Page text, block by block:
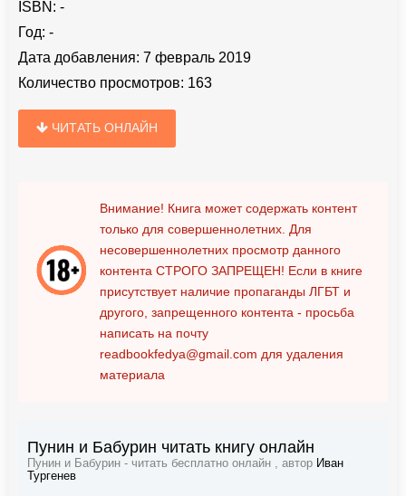
ISBN: -
Год: -
Дата добавления: 7 февраль 2019
Количество просмотров: 163
ЧИТАТЬ ОНЛАЙН
Внимание! Книга может содержать контент
только для совершеннолетних. Для
несовершеннолетних просмотр данного
контента СТРОГО ЗАПРЕЩЕН! Если в книге
присутствует наличие пропаганды ЛГБТ и
другого, запрещенного контента - просьба
написать на почту
readbookfedya@gmail.com для удаления
материала
Пунин и Бабурин читать книгу онлайн
Пунин и Бабурин - читать бесплатно онлайн , автор Иван
Тургенев